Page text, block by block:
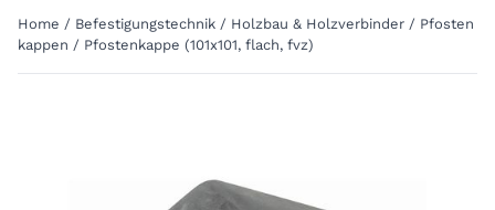
Home / Befestigungstechnik / Holzbau & Holzverbinder / Pfosten
kappen / Pfostenkappe (101x101, flach, fvz)